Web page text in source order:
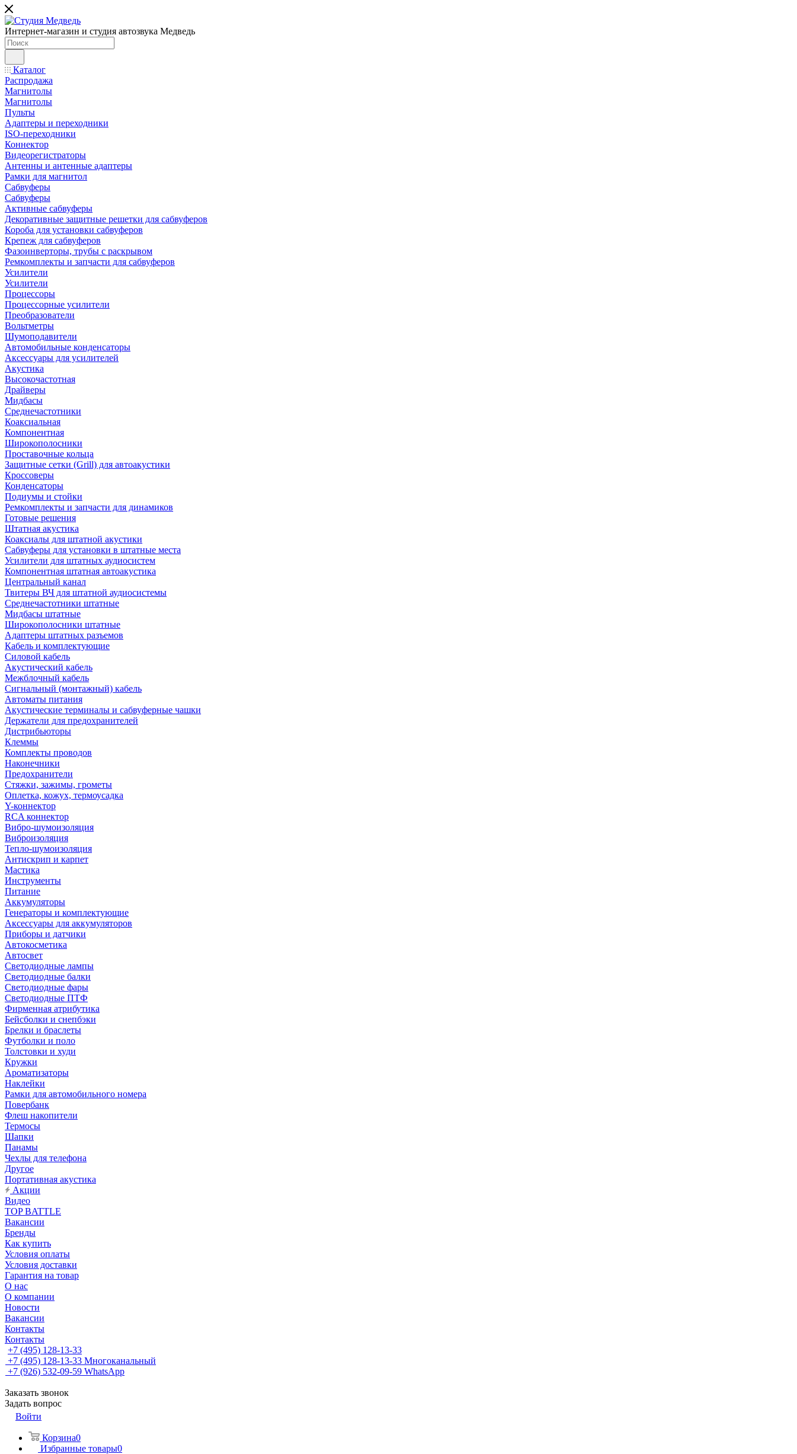
Интернет-магазин и студия автозвука Медведь
Каталог
Распродажа
Магнитолы
Магнитолы
Пульты
Адаптеры и переходники
ISO-переходники
Коннектор
Видеорегистраторы
Антенны и антенные адаптеры
Рамки для магнитол
Сабвуферы
Сабвуферы
Активные сабвуферы
Декоративные защитные решетки для сабвуферов
Короба для установки сабвуферов
Крепеж для сабвуферов
Фазоинверторы, трубы с раскрывом
Ремкомплекты и запчасти для сабвуферов
Усилители
Усилители
Процессоры
Процессорные усилители
Преобразователи
Вольтметры
Шумоподавители
Автомобильные конденсаторы
Аксессуары для усилителей
Акустика
Высокочастотная
Драйверы
Мидбасы
Среднечастотники
Коаксиальная
Компонентная
Широкополосники
Проставочные кольца
Защитные сетки (Grill) для автоакустики
Кроссоверы
Конденсаторы
Подиумы и стойки
Ремкомплекты и запчасти для динамиков
Готовые решения
Штатная акустика
Коаксиалы для штатной акустики
Сабвуферы для установки в штатные места
Усилители для штатных аудиосистем
Компонентная штатная автоакустика
Центральный канал
Твитеры ВЧ для штатной аудиосистемы
Среднечастотники штатные
Мидбасы штатные
Широкополосники штатные
Адаптеры штатных разъемов
Кабель и комплектующие
Силовой кабель
Акустический кабель
Межблочный кабель
Сигнальный (монтажный) кабель
Автоматы питания
Акустические терминалы и сабвуферные чашки
Держатели для предохранителей
Дистрибьюторы
Клеммы
Комплекты проводов
Наконечники
Предохранители
Стяжки, зажимы, грометы
Оплетка, кожух, термоусадка
Y-коннектор
RCA коннектор
Вибро-шумоизоляция
Виброизоляция
Тепло-шумоизоляция
Антискрип и карпет
Мастика
Инструменты
Питание
Аккумуляторы
Генераторы и комплектующие
Аксессуары для аккумуляторов
Приборы и датчики
Автокосметика
Автосвет
Светодиодные лампы
Светодиодные балки
Светодиодные фары
Светодиодные ПТФ
Фирменная атрибутика
Бейсболки и снепбэки
Брелки и браслеты
Футболки и поло
Толстовки и худи
Кружки
Ароматизаторы
Наклейки
Рамки для автомобильного номера
Повербанк
Флеш накопители
Термосы
Шапки
Панамы
Чехлы для телефона
Другое
Портативная акустика
Акции
Видео
TOP BATTLE
Вакансии
Бренды
Как купить
Условия оплаты
Условия доставки
Гарантия на товар
О нас
О компании
Новости
Вакансии
Контакты
Контакты
+7 (495) 128-13-33
+7 (495) 128-13-33 Многоканальный
+7 (926) 532-09-59 WhatsApp
Заказать звонок
Задать вопрос
Войти
Корзина0
Избранные товары0